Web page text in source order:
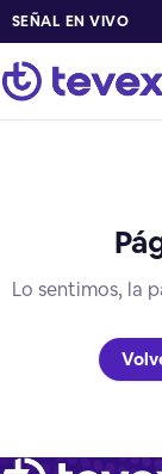
SEÑAL EN VIVO
Lo sentimos, la